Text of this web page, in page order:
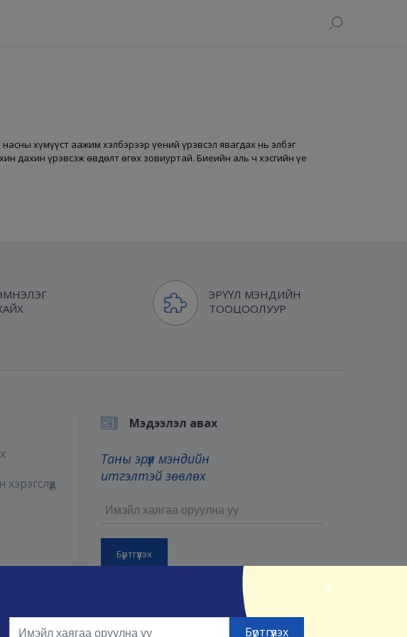
хүмүүст аажим хэлбэрээр үений үрэвсэл явагдах нь элбэг
дахин үрэвсэж өвдөлт өгөх зовиуртай. Биеийн аль ч хэсгийн үе
ЭРҮҮЛ МЭНДИЙН
ТООЦООЛУУР
Мэдээлэл авах
Таны эрүүл мэндийн
итгэлтэй зөвлөх
Үйлчилгээний нөхцөл
зөвшөөрсөнд тооцно.